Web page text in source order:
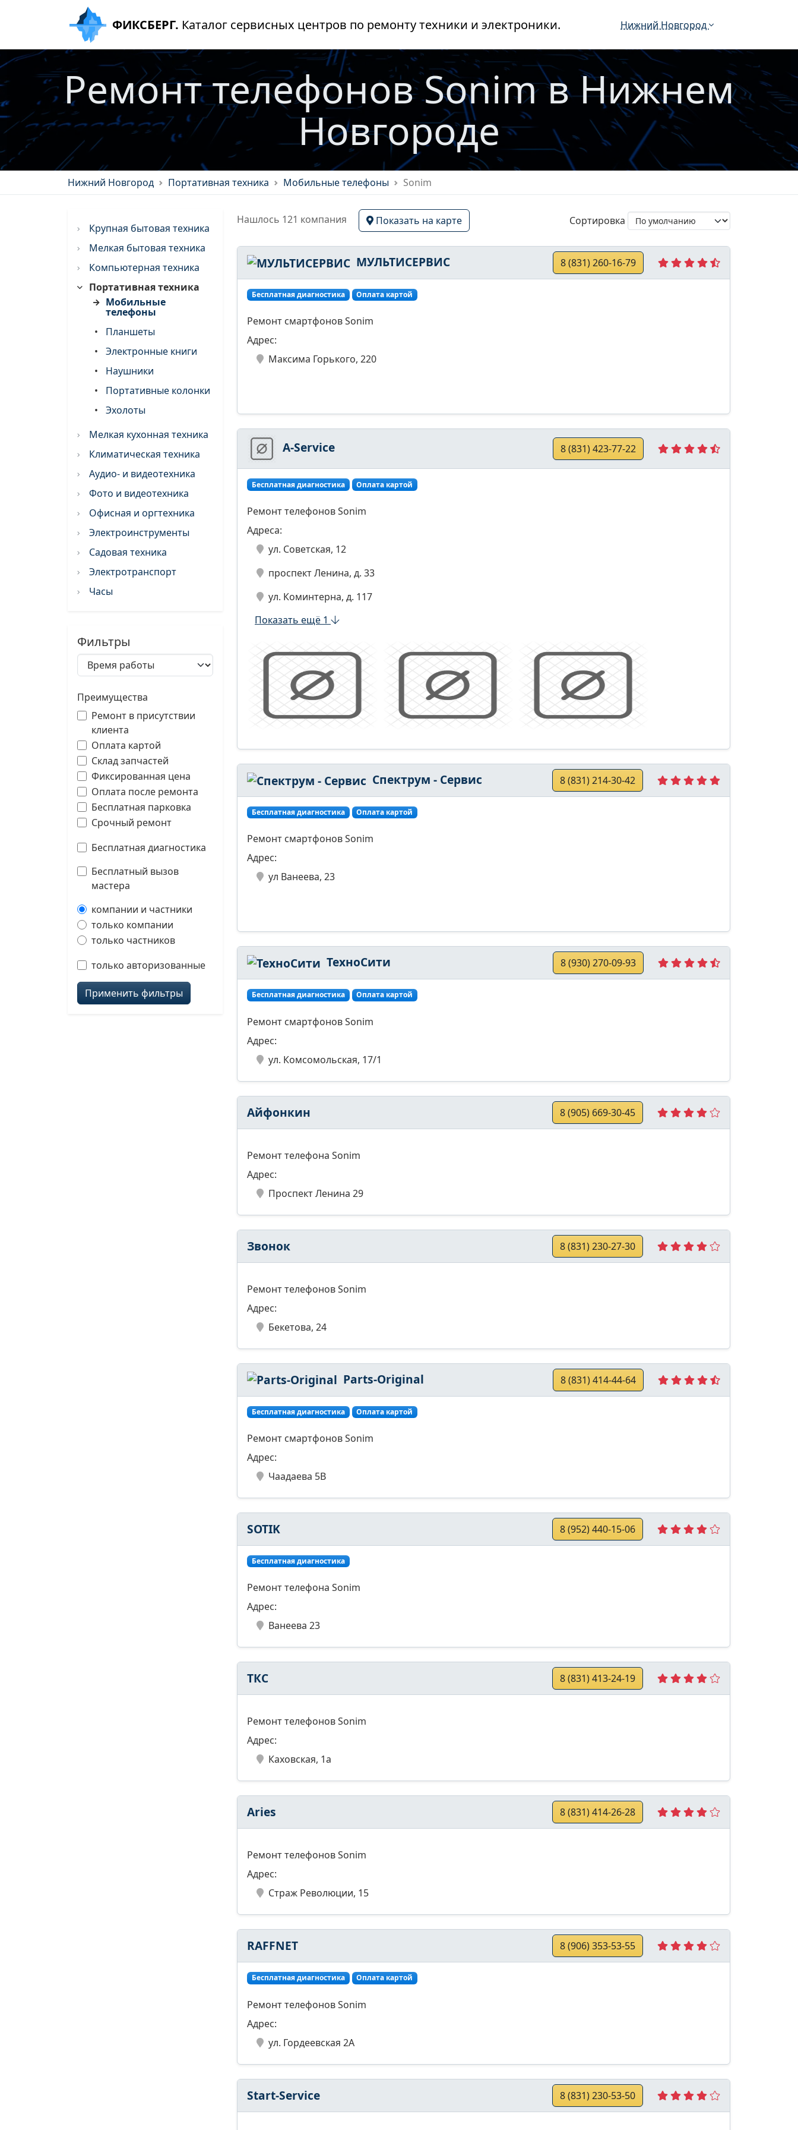
ФИКСБЕРГ. Каталог сервисных центров по ремонту техники и электроники. Нижний Новгород
Ремонт телефонов Sonim в Нижнем
Новгороде
Нижний Новгород Портативная техника Мобильные телефоны Sonim
Крупная бытовая техника
Мелкая бытовая техника
Компьютерная техника
Портативная техника
Мобильные
телефоны
•
Планшеты
•
Электронные книги
•
Наушники
•
Портативные колонки
•
Эхолоты
Мелкая кухонная техника
Климатическая техника
Аудио- и видеотехника
Фото и видеотехника
Офисная и оргтехника
Электроинструменты
Садовая техника
Электротранспорт
Часы
Фильтры
Преимущества
Ремонт в присутствии
клиента
Оплата картой
Склад запчастей
Фиксированная цена
Оплата после ремонта
Бесплатная парковка
Срочный ремонт
Бесплатная диагностика
Бесплатный вызов
мастера
компании и частники
только компании
только частников
только авторизованные
Применить фильтры
Нашлось 121 компания Показать на карте Сортировка
МУЛЬТИСЕРВИС 8 (831) 260-16-79
Бесплатная диагностика Оплата картой
Ремонт смартфонов Sonim
Адрес:
Максима Горького, 220
A-Service 8 (831) 423-77-22
Бесплатная диагностика Оплата картой
Ремонт телефонов Sonim
Адреса:
ул. Советская, 12
проспект Ленина, д. 33
ул. Коминтерна, д. 117
Показать ещё 1
Спектрум - Сервис 8 (831) 214-30-42
Бесплатная диагностика Оплата картой
Ремонт смартфонов Sonim
Адрес:
ул Ванеева, 23
ТехноСити 8 (930) 270-09-93
Бесплатная диагностика Оплата картой
Ремонт смартфонов Sonim
Адрес:
ул. Комсомольская, 17/1
Айфонкин 8 (905) 669-30-45
Ремонт телефона Sonim
Адрес:
Проспект Ленина 29
Звонок 8 (831) 230-27-30
Ремонт телефонов Sonim
Адрес:
Бекетова, 24
Parts-Original 8 (831) 414-44-64
Бесплатная диагностика Оплата картой
Ремонт смартфонов Sonim
Адрес:
Чаадаева 5В
SOTIK 8 (952) 440-15-06
Бесплатная диагностика
Ремонт телефона Sonim
Адрес:
Ванеева 23
ТКС 8 (831) 413-24-19
Ремонт телефонов Sonim
Адрес:
Каховская, 1а
Aries 8 (831) 414-26-28
Ремонт телефонов Sonim
Адрес:
Страж Революции, 15
RAFFNET 8 (906) 353-53-55
Бесплатная диагностика Оплата картой
Ремонт телефонов Sonim
Адрес:
ул. Гордеевская 2А
Start-Service 8 (831) 230-53-50